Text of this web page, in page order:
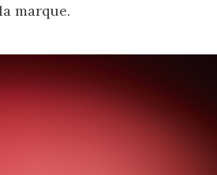
marque.